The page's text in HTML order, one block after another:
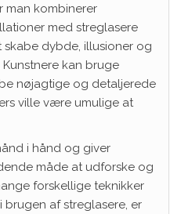
man kombinerer
med streglasere
dybde, illusioner og
kan bruge
nøjagtige og detaljerede
ville være umulige at
i hånd og giver
måde at udforske og
forskellige teknikker
brugen af streglasere, er